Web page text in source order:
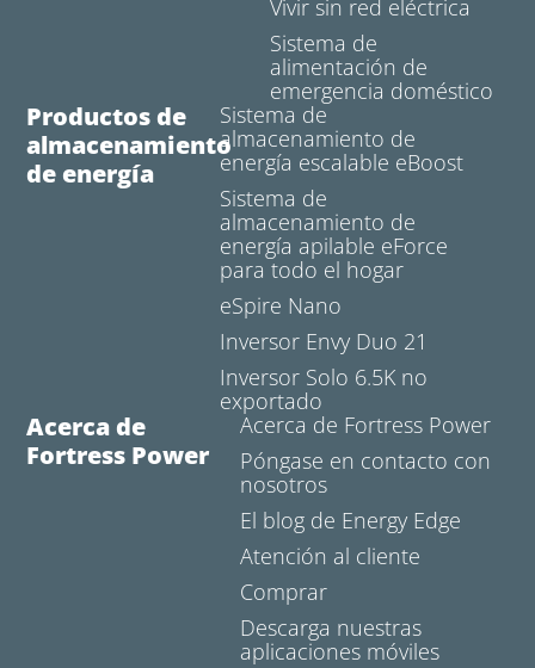
Vivir sin red eléctrica
Sistema de
alimentación de
emergencia doméstico
Productos de
almacenamiento
de energía
Sistema de
almacenamiento de
energía escalable eBoost
Sistema de
almacenamiento de
energía apilable eForce
para todo el hogar
eSpire Nano
Inversor Envy Duo 21
Inversor Solo 6.5K no
exportado
Acerca de
Fortress Power
Acerca de Fortress Power
Póngase en contacto con
nosotros
El blog de Energy Edge
Atención al cliente
Comprar
Descarga nuestras
aplicaciones móviles